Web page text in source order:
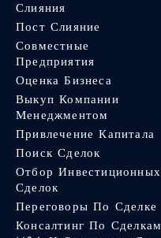
Слияния
Пост Слияние
Совместные
Предприятия
Оценка Бизнеса
Выкуп Компании
Менеджментом
Привлечение Капитала
Поиск Сделок
Отбор Инвестиционных
Сделок
Переговоры По Сделке
Консалтинг По Сделкам